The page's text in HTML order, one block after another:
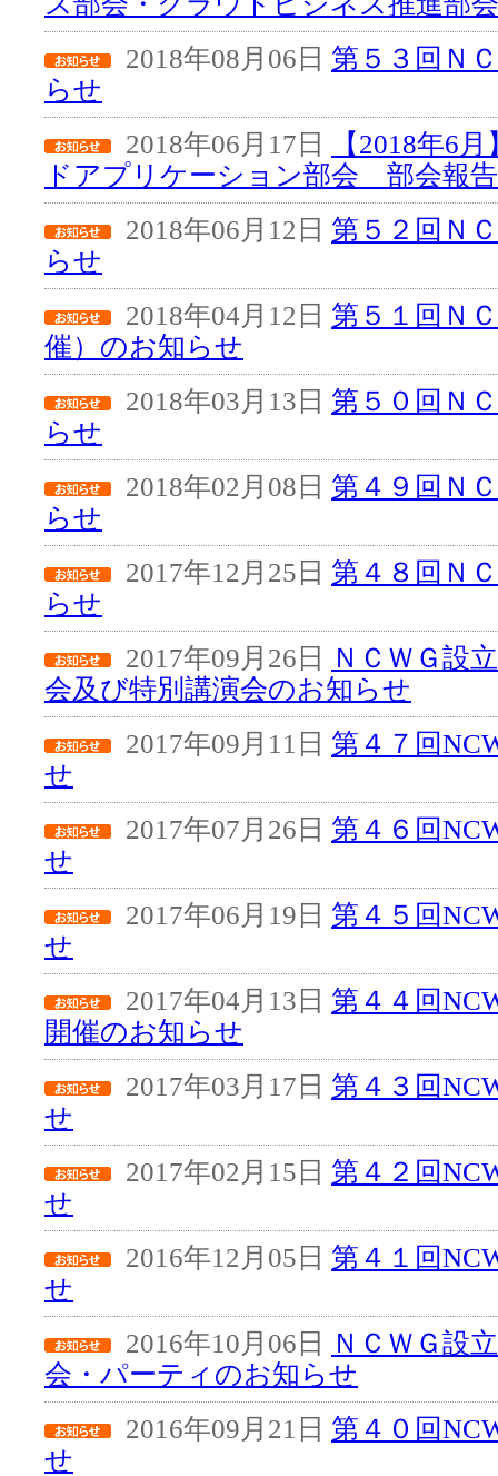
2018年08月06日 第５３回Ｎ
らせ
2018年06月17日
【2018年6
ドアプリケーション部会 部会報告
2018年06月12日 第５２回Ｎ
らせ
2018年04月12日 第５１回Ｎ
催）のお知らせ
2018年03月13日 第５０回Ｎ
らせ
2018年02月08日 第４９回Ｎ
らせ
2017年12月25日 第４８回Ｎ
らせ
2017年09月26日
ＮＣＷＧ設
会及び特別講演会のお知らせ
2017年09月11日 第４７回
せ
2017年07月26日 第４６回
せ
2017年06月19日 第４５回
せ
2017年04月13日 第４４回
開催のお知らせ
2017年03月17日 第４３回
せ
2017年02月15日 第４２回
せ
2016年12月05日 第４１回
せ
2016年10月06日
ＮＣＷＧ設
会・パーティのお知らせ
2016年09月21日 第４０回
せ